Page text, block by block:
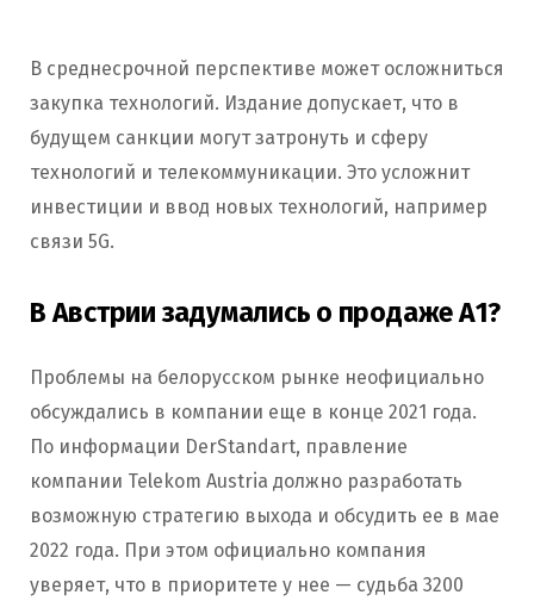
В среднесрочной перспективе может осложниться
закупка технологий. Издание допускает, что в
будущем санкции могут затронуть и сферу
технологий и телекоммуникации. Это усложнит
инвестиции и ввод новых технологий, например
связи 5G.
В Австрии задумались о продаже А1?
Проблемы на белорусском рынке неофициально
обсуждались в компании еще в конце 2021 года.
По информации DerStandart, правление
компании Telekom Austria должно разработать
возможную стратегию выхода и обсудить ее в мае
2022 года. При этом официально компания
уверяет, что в приоритете у нее — судьба 3200